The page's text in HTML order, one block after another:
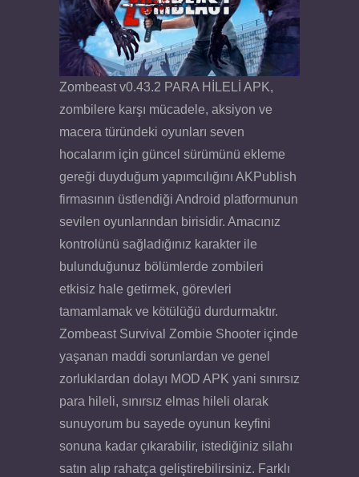
Zombeast v0.43.2 PARA HİLELİ APK,
zombilere karşı mücadele, aksiyon ve
macera türündeki oyunları seven
hocalarım için güncel sürümünü ekleme
gereği duyduğum yapımcılığını AKPublish
firmasının üstlendiği Android platformunun
sevilen oyunlarından birisidir. Amacınız
kontrolünü sağladığınız karakter ile
bulunduğunuz bölümlerde zombileri
etkisiz hale getirmek, görevleri
tamamlamak ve kötülüğü durdurmaktır.
Zombeast Survival Zombie Shooter içinde
yaşanan maddi sorunlardan ve genel
zorluklardan dolayı MOD APK yani sınırsız
para hileli, sınırsız elmas hileli olarak
sunuyorum bu sayede oyunun keyfini
sonuna kadar çıkarabilir, istediğiniz silahı
satın alıp rahatça geliştirebilirsiniz. Farklı